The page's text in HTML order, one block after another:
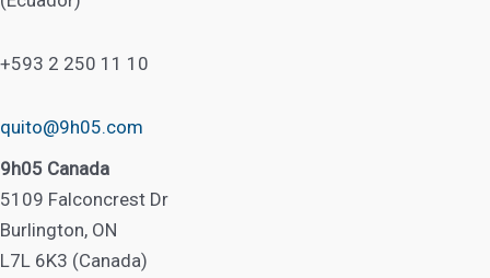
+593 2 250 11 10
quito@9h05.com
9h05 Canada
5109 Falconcrest Dr
Burlington, ON
L7L 6K3 (Canada)